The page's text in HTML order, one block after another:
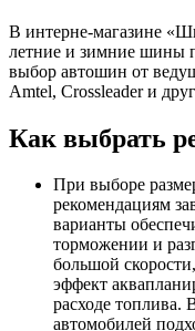
В интерне-магазине
летние и зимние шины
выбор автошин от
Amtel, Crossleader и
Как выбрать
При выборе
рекомендациям
варианты
торможении и
большой
эффект
расходе топлива.
автомобилей